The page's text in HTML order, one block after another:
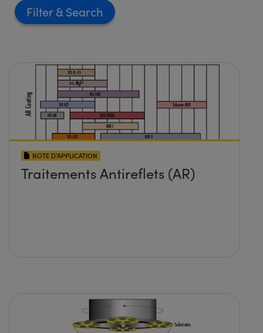
Filter
NOTE D’APPLICATION
Traitements Antireflets (AR)